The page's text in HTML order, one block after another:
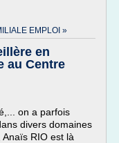
EMPLOI »
en
au Centre
on a parfois
divers domaines
RIO est là